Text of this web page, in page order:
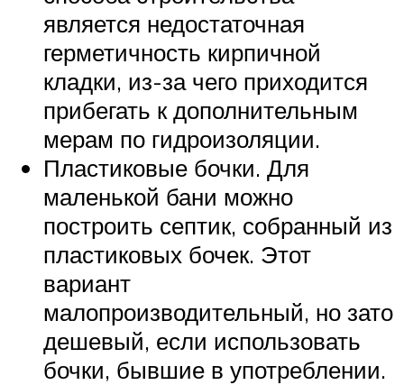
является недостаточная
герметичность кирпичной
кладки, из-за чего приходится
прибегать к дополнительным
мерам по гидроизоляции.
Пластиковые бочки. Для
маленькой бани можно
построить септик, собранный из
пластиковых бочек. Этот
вариант
малопроизводительный, но зато
дешевый, если использовать
бочки, бывшие в употреблении.